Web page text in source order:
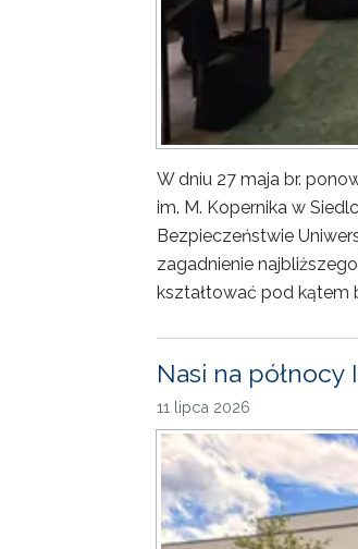
W dniu 27 maja br.
im. M. Kopernika w
Bezpieczeństwie
zagadnienie
kształtować pod kątem
Nasi na północy
11 lipca 2026